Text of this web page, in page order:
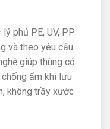
phủ PE, UV, PP
và theo yêu cầu
giúp thùng có
ẩm khi lưu
không trầy xước